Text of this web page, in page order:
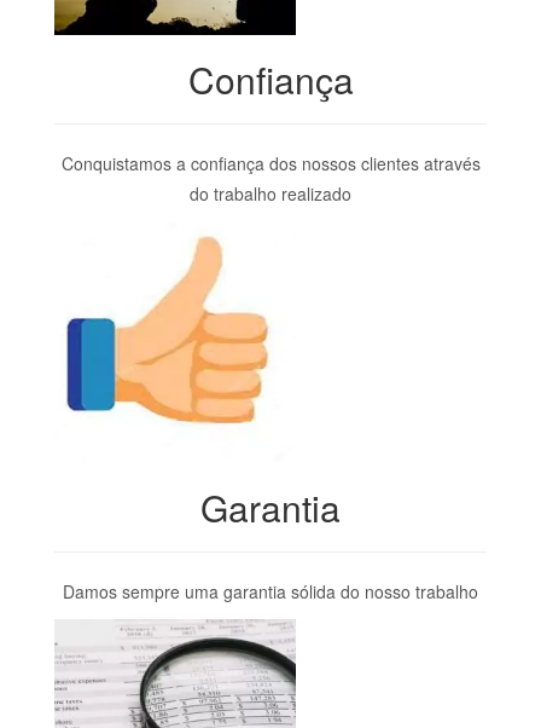
Confiança
Conquistamos a confiança dos nossos clientes através
do trabalho realizado
Garantia
Damos sempre uma garantia sólida do nosso trabalho